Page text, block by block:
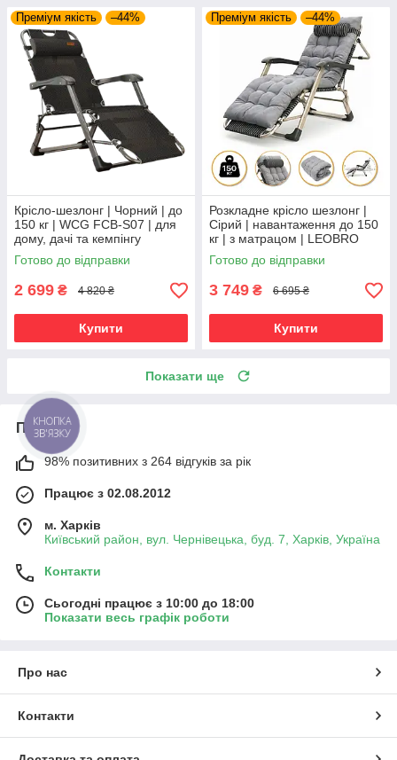
Преміум якість –44%
Крісло-шезлонг | Чорний | до
150 кг | WCG FCB-S07 | для
дому, дачі та кемпінгу
Готово до відправки
2 699 ₴ 4 820 ₴
Купити
Преміум якість –44%
Розкладне крісло шезлонг |
Сірий | навантаження до 150
кг | з матрацом | LEOBRO
FCB-S01-PP | для
комфортного відпочинку
Готово до відправки
3 749 ₴ 6 695 ₴
Купити
Показати ще
Про нас
98% позитивних з 264 відгуків за рік
Працює з 02.08.2012
м. Харків
Київський район, вул. Чернівецька, буд. 7, Харків, Україна
Контакти
Сьогодні працює з 10:00 до 18:00
Показати весь графік роботи
Про нас
Контакти
КНОПКА
ЗВ'ЯЗКУ